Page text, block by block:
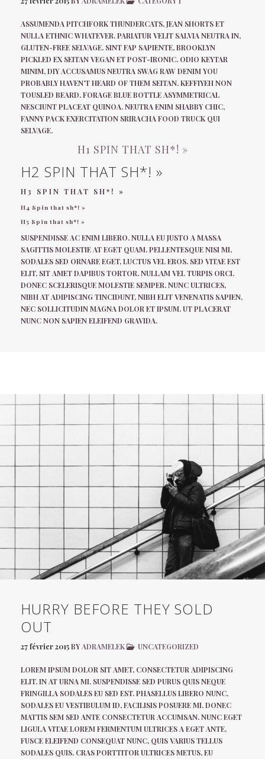
ASSUMENDA PITCHFORK THUNDERCATS, JEAN SHORTS ET
NULLA ETHNIC WHATEVER. PARIATUR VELIT SALVIA NEUTRA IN,
GLUTEN-FREE SELVAGE. SINT FAP SAPIENTE, BROOKLYN
PICKLED EX SEITAN VEGAN ET POST-IRONIC. ODIO KEYTAR
MINIM, DIY ACCUSAMUS NEUTRA SWAG RAW DENIM YOU
PROBABLY HAVEN’T HEARD OF THEM SEITAN. KEFFIYEH NON
TOUSLED BEARD. FORAGE BLUE BOTTLE ASYMMETRICAL
NESCIUNT PLACEAT QUINOA. NEUTRA ENIM SHABBY CHIC,
FANNY PACK EXERCITATION SRIRACHA FOOD TRUCK QUI
SELVAGE.
H1 SPIN THAT SH*! »
H2 SPIN THAT SH*! »
H3 SPIN THAT SH*! »
H4 Spin that sh*! »
H5 Spin that sh*! »
SUSPENDISSE AC ENIM LIBERO. NULLA EU JUSTO A MASSA
SAGITTIS MOLESTIE AT EGET QUAM. PELLENTESQUE NISI MI,
SODALES SED ORNARE EGET, LUCTUS VEL EROS. SED VITAE EST
ELIT, SIT AMET DAPIBUS TORTOR. NULLAM VEL TURPIS ORCI.
DONEC SCELERISQUE MOLESTIE SEMPER. NUNC ULTRICES,
NIBH AT ADIPISCING TINCIDUNT, NIBH ELIT VENENATIS SAPIEN,
NEC SOLLICITUDIN MAGNA DOLOR ET IPSUM. UT PLACERAT
NUNC NON SAPIEN ELEIFEND GRAVIDA.
HURRY BEFORE THEY SOLD
OUT
27 février 2015BYADRAMELEK UNCATEGORIZED
LOREM IPSUM DOLOR SIT AMET, CONSECTETUR ADIPISCING
ELIT. IN AT URNA MI. SUSPENDISSE SED PURUS QUIS NEQUE
FRINGILLA SODALES EU SED EST. PHASELLUS LIBERO NUNC,
SODALES EU VESTIBULUM ID, FACILISIS POSUERE MI. DONEC
MATTIS SEM SED ANTE CONSECTETUR ACCUMSAN. NUNC EGET
LIGULA VITAE LOREM FERMENTUM ULTRICES A EGET ANTE.
FUSCE ELEIFEND CONSEQUAT NUNC, QUIS VARIUS TELLUS
SODALES QUIS. CRAS PORTTITOR ULTRICES METUS, EU